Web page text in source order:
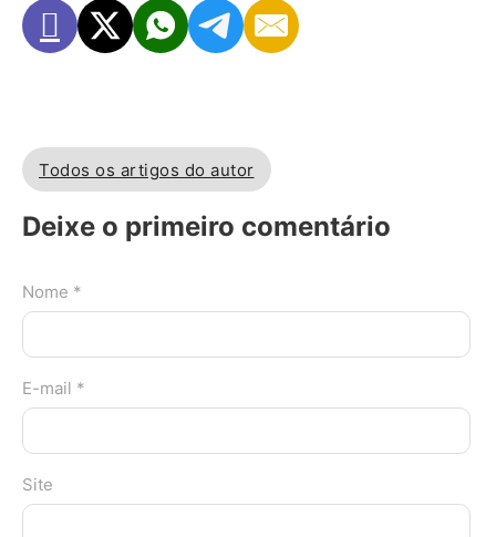
Todos os artigos do autor
Deixe o primeiro comentário
Nome *
E-mail *
Site